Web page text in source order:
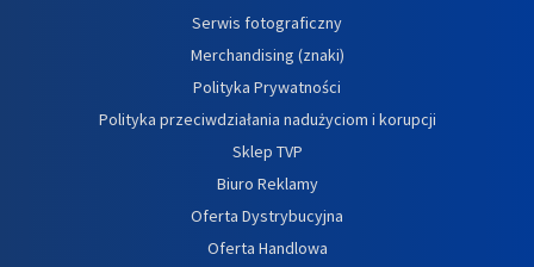
Serwis fotograficzny
Merchandising (znaki)
Polityka Prywatności
Polityka przeciwdziałania nadużyciom i korupcji
Sklep TVP
Biuro Reklamy
Oferta Dystrybucyjna
Oferta Handlowa